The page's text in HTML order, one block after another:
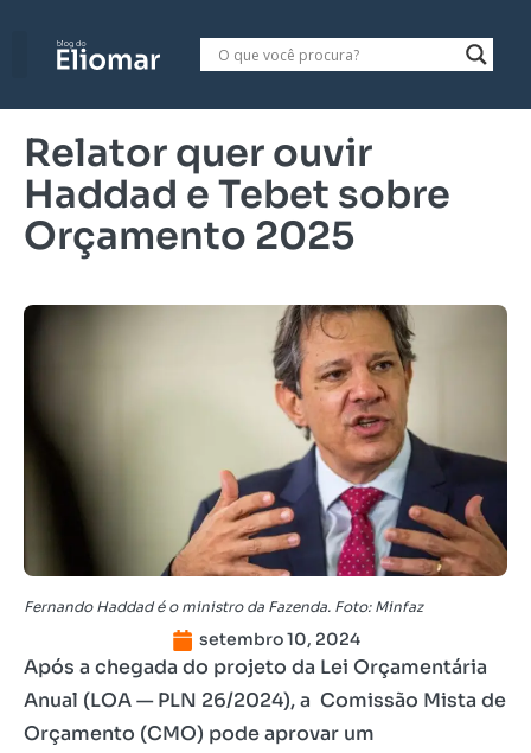
Relator quer ouvir
Haddad e Tebet sobre
Orçamento 2025
Fernando Haddad é o ministro da Fazenda. Foto: Minfaz
setembro 10, 2024
Após a chegada do projeto da Lei Orçamentária
Anual (LOA — PLN 26/2024), a Comissão Mista de
Orçamento (CMO) pode aprovar um